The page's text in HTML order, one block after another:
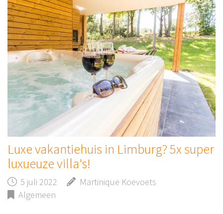
Luxe vakantiehuis in Limburg? 5x super
luxueuze villa's!
5 juli 2022
Martinique Koevoets
Algemeen